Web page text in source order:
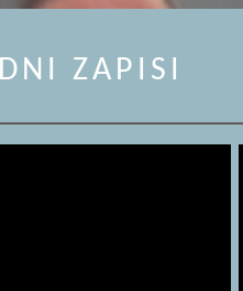
ZAPISI